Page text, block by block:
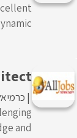
...
and ...